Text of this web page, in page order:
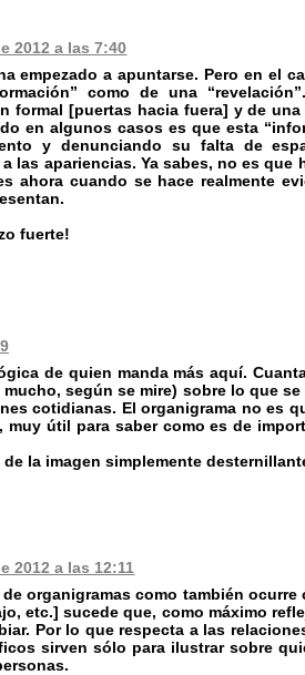
2012 a las 7:40
empezado a apuntarse. Pero en el
como de una
formal [puertas hacia fuera] y de
en algunos casos es que esta
y denunciando su falta de
las apariencias. Ya sabes, no es que
ahora cuando se hace realmente
fuerte!
de quien manda más aquí.
según se mire) sobre lo que
cotidianas. El organigrama no es
útil para saber como es de
la imagen simplemente
2012 a las 12:11
organigramas como también
etc.] sucede que, como máximo
Por lo que respecta a las
sirven sólo para ilustrar sobre